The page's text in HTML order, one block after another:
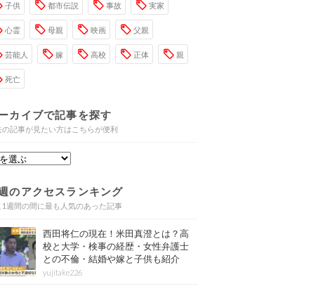
子供 都市伝説 事故 実家
心霊 母親 映画 父親
芸能人 嫁 高校 正体 親
死亡
カイブで記事を探す
の記事が見たい方はこちらが便利
のアクセスランキング
1週間の間に最も人気のあった記事
西田将仁の現在！米田真澄とは？高
校と大学・検事の経歴・女性弁護士
との不倫・結婚や嫁と子供も紹介
yujitake226